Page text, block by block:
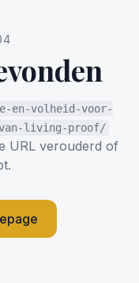
en-volheid-voor-
living-proof/
URL verouderd of